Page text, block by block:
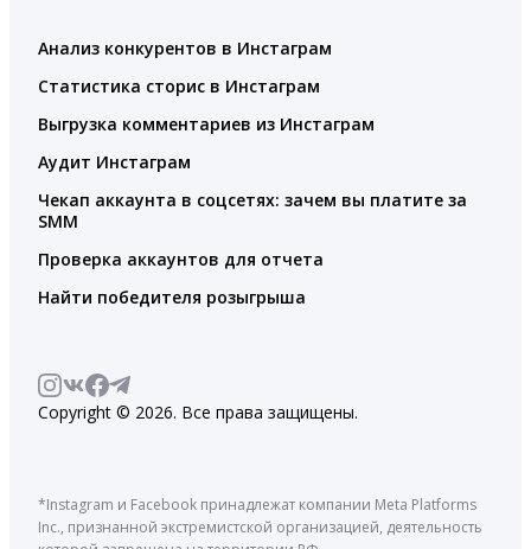
Анализ конкурентов в Инстаграм
Статистика сторис в Инстаграм
Выгрузка комментариев из Инстаграм
Аудит Инстаграм
Чекап аккаунта в соцсетях: зачем вы платите за
SMM
Проверка аккаунтов для отчета
Найти победителя розыгрыша
Copyright © 2026. Все права защищены.
*Instagram и Facebook принадлежат компании Meta Platforms
Inc., признанной экстремистской организацией, деятельность